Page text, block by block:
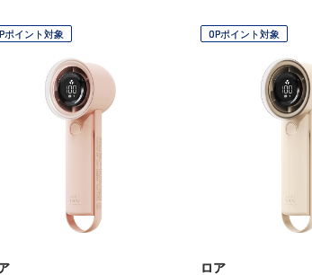
ポイント対象 OPポイント対象
ロア